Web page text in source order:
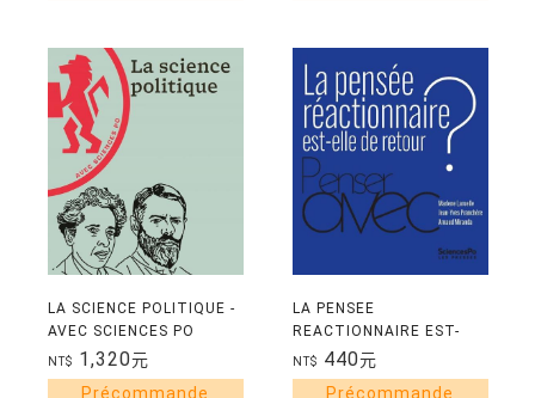
LA SCIENCE POLITIQUE -
AVEC SCIENCES PO
NT$ 1,320元
LA PENSEE
REACTIONNAIRE EST-
ELLE DE RETOUR ?
NT$ 440元